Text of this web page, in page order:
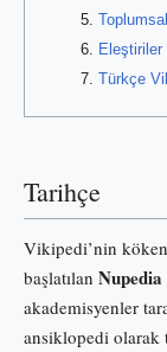
Eleştiriler
Türkçe
Tarihçe
Vikipedi’nin
başlatılan Nupedia
akademisyenler
ansiklopedi olarak